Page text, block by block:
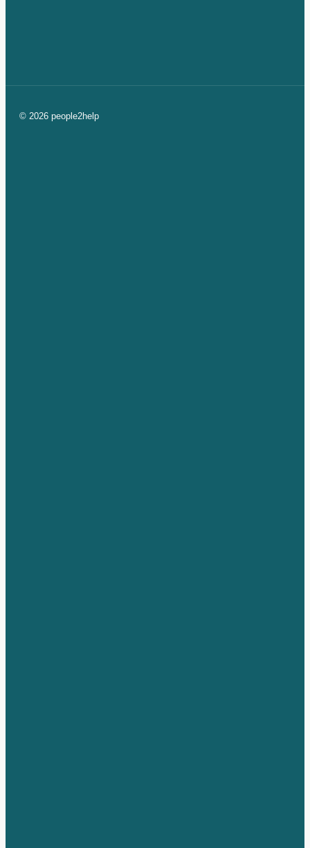
© 2026 people2help